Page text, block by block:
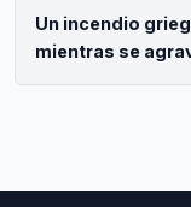
Un incendio
mientras se